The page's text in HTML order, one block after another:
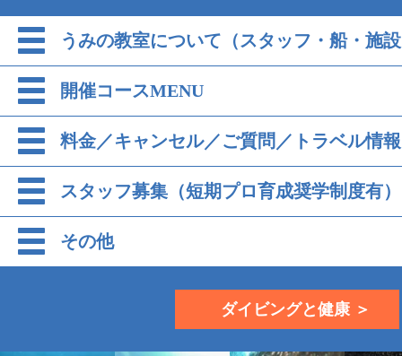
うみの教室について（スタッフ・船・施
開催コースMENU
料金／キャンセル／ご質問／トラベル情報
スタッフ募集（短期プロ育成奨学制度有）
その他
ダイビングと健康 ＞